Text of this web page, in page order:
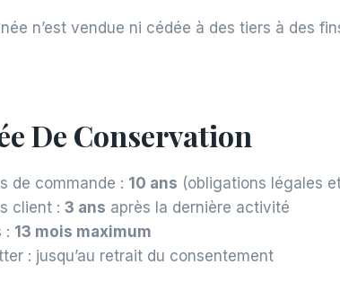
n’est vendue ni cédée à des tiers à des
De Conservation
de commande : 10 ans (obligations légales
client : 3 ans après la dernière activité
: 13 mois maximum
: jusqu’au retrait du consentement